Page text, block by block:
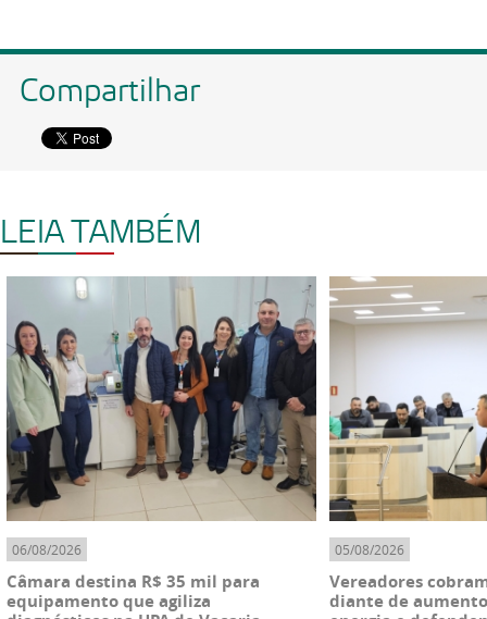
Compartilhar
LEIA TAMBÉM
06/08/2026
Câmara destina R$ 35 mil para
equipamento que agiliza
05/08/2026
Vereadores
diante de